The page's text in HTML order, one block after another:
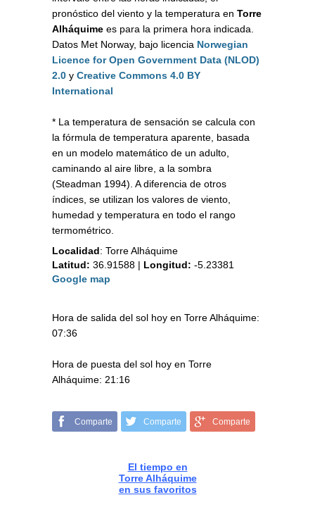
pronóstico del viento y la temperatura en Torre
Alháquime es para la primera hora indicada.
Datos Met Norway, bajo licencia Norwegian
Licence for Open Government Data (NLOD)
2.0 y Creative Commons 4.0 BY
International
* La temperatura de sensación se calcula con
la fórmula de temperatura aparente, basada
en un modelo matemático de un adulto,
caminando al aire libre, a la sombra
(Steadman 1994). A diferencia de otros
índices, se utilizan los valores de viento,
humedad y temperatura en todo el rango
termométrico.
Localidad: Torre Alháquime
Latitud: 36.91588 | Longitud: -5.23381
Google map
Hora de salida del sol hoy en Torre Alháquime:
07:36
Hora de puesta del sol hoy en Torre
Alháquime: 21:16
Comparte Comparte Comparte
El tiempo en
Torre Alháquime
en sus favoritos